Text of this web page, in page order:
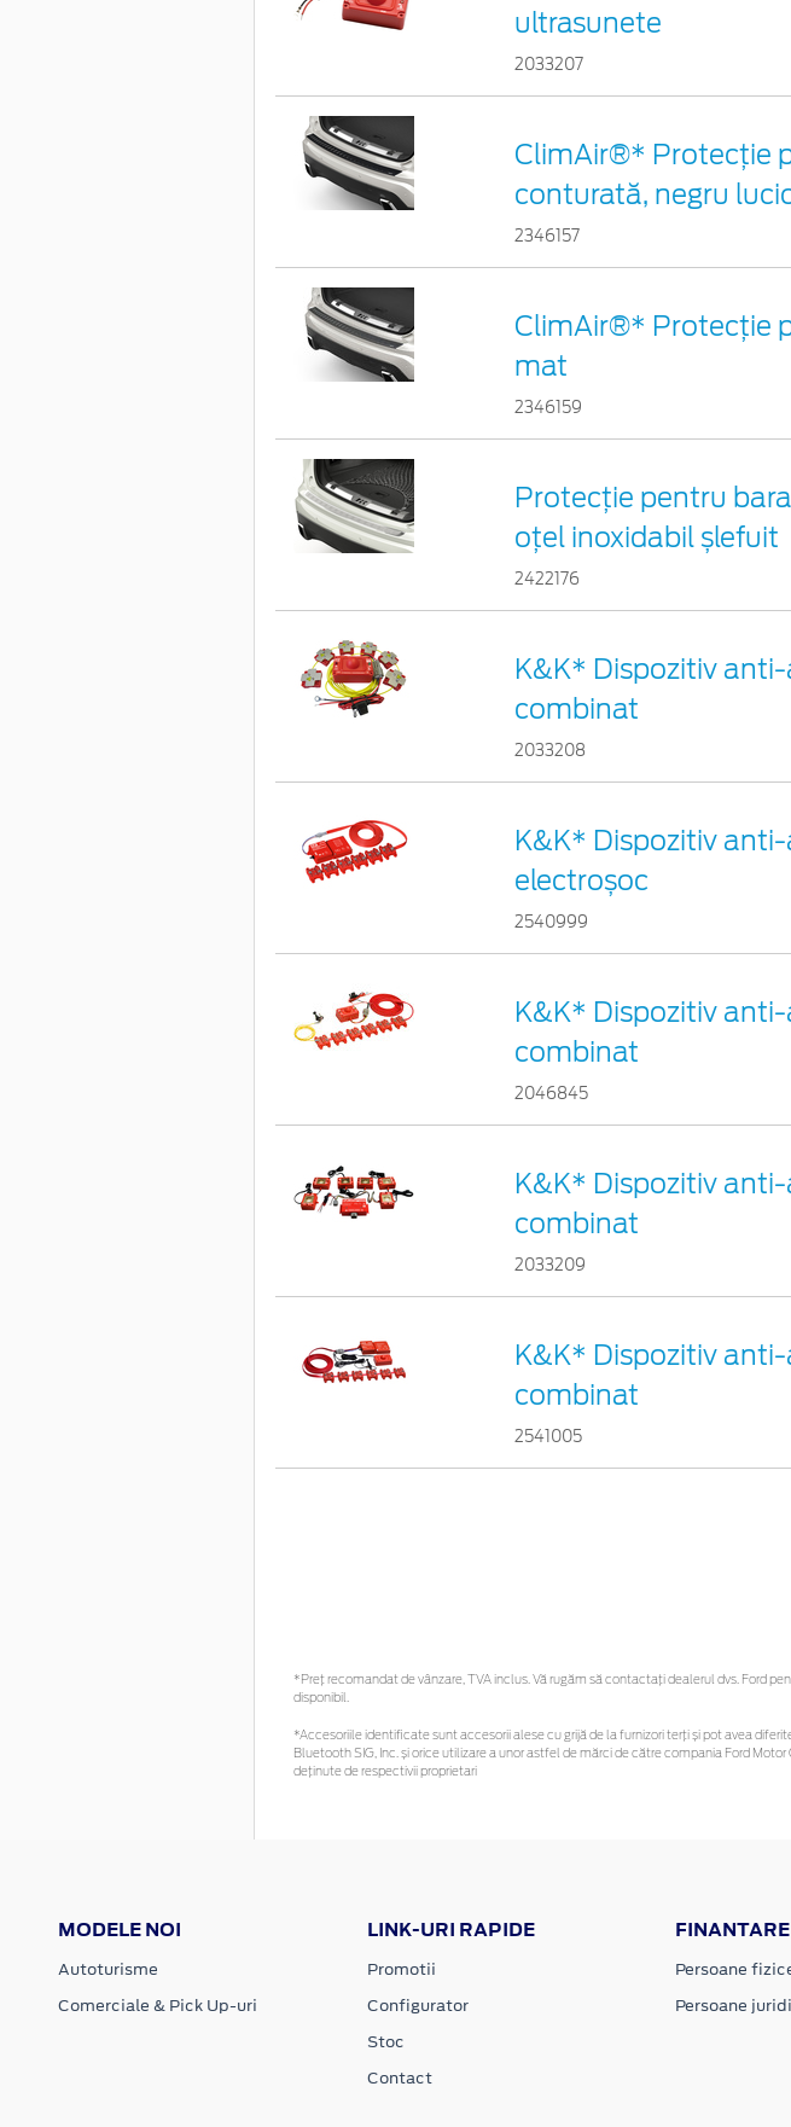
ultrasunete
2033207
ClimAir®* Protecţie
conturată, negru
2346157
ClimAir®* Protecţie
mat
2346159
Protecţie pentru
oțel inoxidabil șlefuit
2422176
K&K* Dispozitiv
combinat
2033208
K&K* Dispozitiv
electroșoc
2540999
K&K* Dispozitiv
combinat
2046845
K&K* Dispozitiv
combinat
2033209
K&K* Dispozitiv
combinat
2541005
*Preţ recomandat de vânzare, TVA inclus. Vă rugăm să contactaţi dealerul dvs. Ford
disponibil.
*Accesoriile identificate sunt accesorii alese cu grijă de la furnizori terți și pot avea
Bluetooth SIG, Inc. și orice utilizare a unor astfel de mărci de către compania Ford
deținute de respectivii proprietari
MODELE NOI
Autoturisme
Comerciale & Pick Up-uri
LINK-URI RAPIDE
Promotii
Configurator
Stoc
Contact
FINANTARE
Persoane
Persoane